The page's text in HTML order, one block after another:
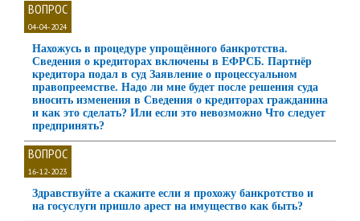
ВОПРОС
04-04-2024
Нахожусь в процедуре упрощённого банкротства.
Сведения о кредиторах включены в ЕФРСБ. Партнёр
кредитора подал в суд Заявление о процессуальном
правопреемстве. Надо ли мне будет после решения суда
вносить изменения в Сведения о кредиторах гражданина
и как это сделать? Или если это невозможно Что следует
предпринять?
ВОПРОС
16-12-2023
Здравствуйте а скажите если я прохожу банкротство и
на госуслуги пришло арест на имущество как быть?